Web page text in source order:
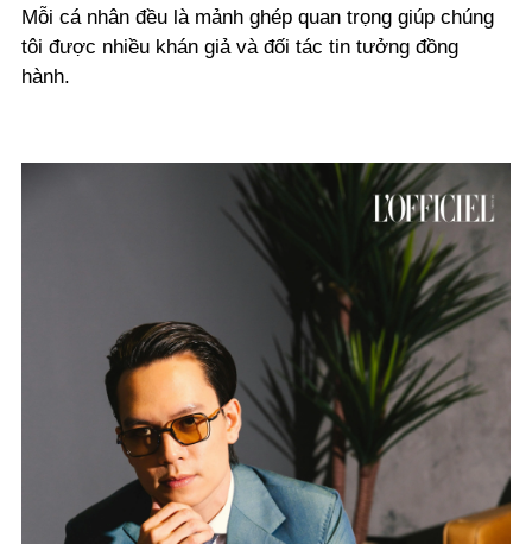
Mỗi cá nhân đều là mảnh ghép quan trọng giúp chúng
tôi được nhiều khán giả và đối tác tin tưởng đồng
hành.